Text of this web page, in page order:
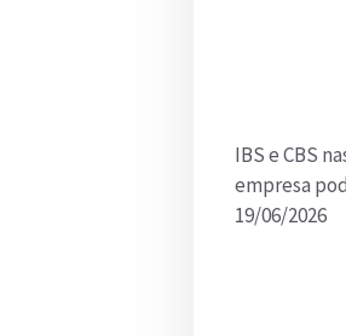
IBS e CBS
empresa
19/06/2026